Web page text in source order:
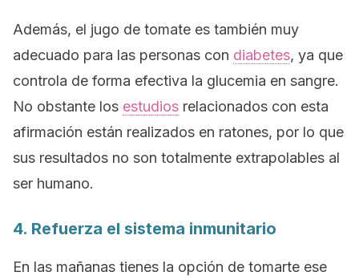
Además, el jugo de tomate es también muy
adecuado para las personas con diabetes, ya que
controla de forma efectiva la glucemia en sangre.
No obstante los estudios relacionados con esta
afirmación están realizados en ratones, por lo que
sus resultados no son totalmente extrapolables al
ser humano.
4. Refuerza el sistema inmunitario
En las mañanas tienes la opción de tomarte ese